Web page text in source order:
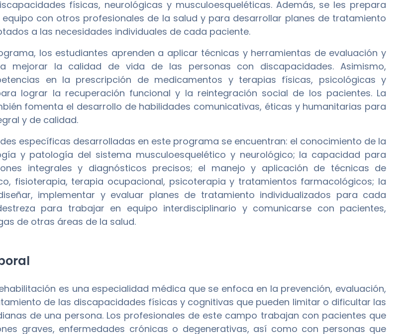
físicas, neurológicas y musculoesqueléticas. Además, se les prepara
con otros profesionales de la salud y para desarrollar planes de tratamiento
a las necesidades individuales de cada paciente.
los estudiantes aprenden a aplicar técnicas y herramientas de evaluación y
mejorar la calidad de vida de las personas con discapacidades. Asimismo,
en la prescripción de medicamentos y terapias físicas, psicológicas y
lograr la recuperación funcional y la reintegración social de los pacientes. La
fomenta el desarrollo de habilidades comunicativas, éticas y humanitarias para
y de calidad.
específicas desarrolladas en este programa se encuentran: el conocimiento de la
y patología del sistema musculoesquelético y neurológico; la capacidad para
integrales y diagnósticos precisos; el manejo y aplicación de técnicas de
fisioterapia, terapia ocupacional, psicoterapia y tratamientos farmacológicos; la
implementar y evaluar planes de tratamiento individualizados para cada
para trabajar en equipo interdisciplinario y comunicarse con pacientes,
de otras áreas de la salud.
es una especialidad médica que se enfoca en la prevención, evaluación,
de las discapacidades físicas y cognitivas que pueden limitar o dificultar las
de una persona. Los profesionales de este campo trabajan con pacientes que
graves, enfermedades crónicas o degenerativas, así como con personas que